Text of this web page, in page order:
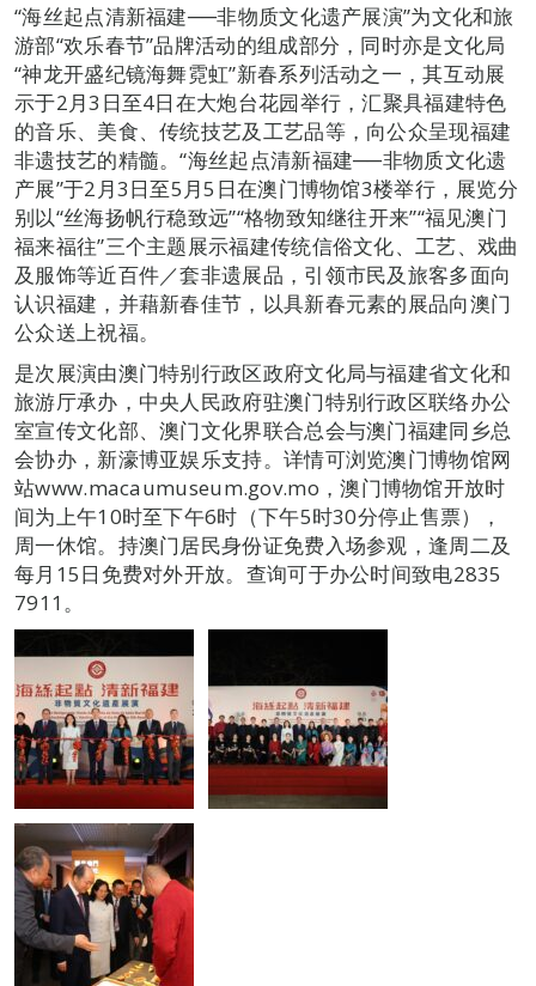
“海丝起点清新福建──非物质文化遗产展演”为文化和旅
游部“欢乐春节”品牌活动的组成部分，同时亦是文化局
“神龙开盛纪镜海舞霓虹”新春系列活动之一，其互动展
示于2月3日至4日在大炮台花园举行，汇聚具福建特色
的音乐、美食、传统技艺及工艺品等，向公众呈现福建
非遗技艺的精髓。“海丝起点清新福建──非物质文化遗
产展”于2月3日至5月5日在澳门博物馆3楼举行，展览分
别以“丝海扬帆行稳致远”“格物致知继往开来”“福见澳门
福来福往”三个主题展示福建传统信俗文化、工艺、戏曲
及服饰等近百件／套非遗展品，引领市民及旅客多面向
认识福建，并藉新春佳节，以具新春元素的展品向澳门
公众送上祝福。
是次展演由澳门特别行政区政府文化局与福建省文化和
旅游厅承办，中央人民政府驻澳门特别行政区联络办公
室宣传文化部、澳门文化界联合总会与澳门福建同乡总
会协办，新濠博亚娱乐支持。详情可浏览澳门博物馆网
站www.macaumuseum.gov.mo，澳门博物馆开放时
间为上午10时至下午6时（下午5时30分停止售票），
周一休馆。持澳门居民身份证免费入场参观，逢周二及
每月15日免费对外开放。查询可于办公时间致电2835
7911。